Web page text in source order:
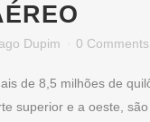
Dupim 0 Comments
de 8,5 milhões de
superior e a oeste,